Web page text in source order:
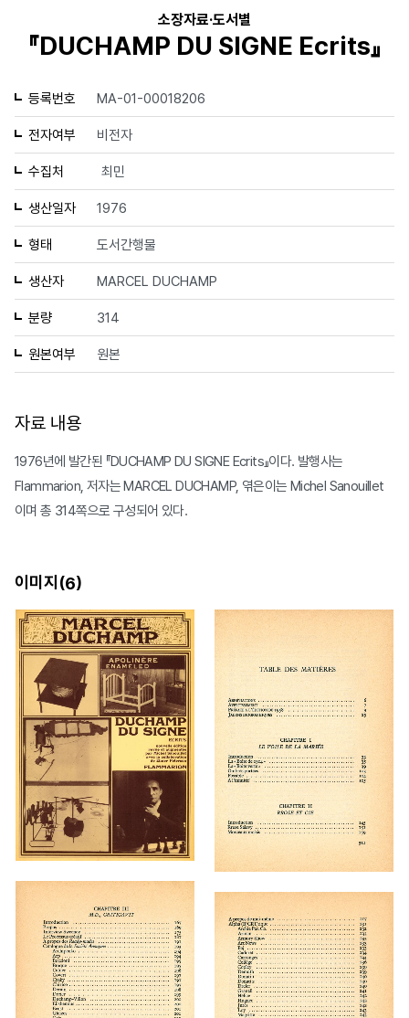
소장자료·도서별
『DUCHAMP DU SIGNE Ecrits』
등록번호 MA-01-00018206
전자여부 비전자
수집처 최민
생산일자 1976
형태 도서간행물
생산자 MARCEL DUCHAMP
분량 314
원본여부 원본
자료 내용
1976년에 발간된 『DUCHAMP DU SIGNE Ecrits』이다. 발행사는
Flammarion, 저자는 MARCEL DUCHAMP, 엮은이는 Michel Sanouillet
이며 총 314쪽으로 구성되어 있다.
이미지(6)